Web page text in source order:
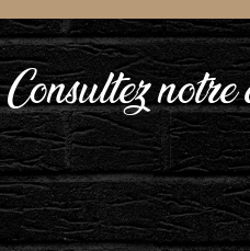
Consultez